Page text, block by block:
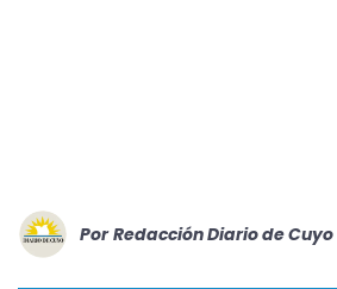
Por Redacción Diario de Cuyo